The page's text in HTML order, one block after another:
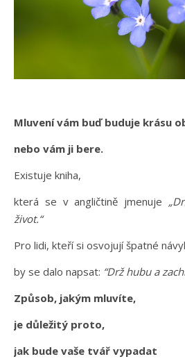
Mluvení vám buď buduje krásu
nebo vám ji bere.
Existuje kniha,
která se v angličtině jmenuje
život.“
Pro lidi, kteří si osvojují špatné
by se dalo napsat: “Drž hubu a
Způsob, jakým mluvíte,
je důležitý proto,
jak bude vaše tvář vypadat